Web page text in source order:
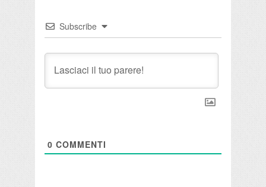
Subscribe
0 COMMENTI